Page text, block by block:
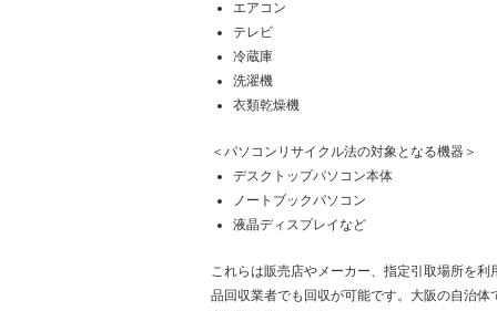
エアコン
テレビ
冷蔵庫
洗濯機
衣類乾燥機
＜パソコンリサイクル法の対象となる機器＞
デスクトップパソコン本体
ノートブックパソコン
液晶ディスプレイなど
これらは販売店やメーカー、指定引取場所を
品回収業者でも回収が可能です。大阪の自治